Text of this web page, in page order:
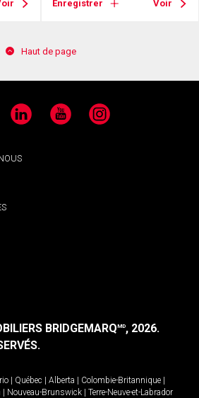
Enregistrer Voir
Haut de page
LinkedIn YouTube Instagram
BRIDGEMARQMD, 2026.
| Québec | Alberta | Colombie-Britannique |
| Nouveau-Brunswick | Terre-Neuve-et-Labrador